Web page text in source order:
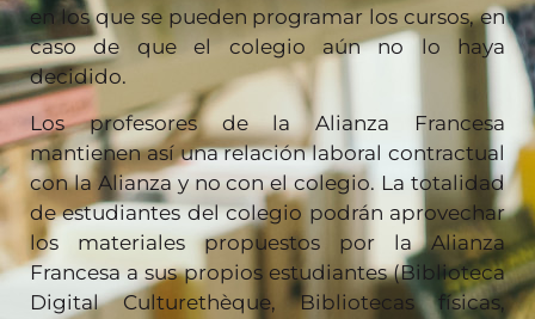
en los que se pueden programar los cursos, en
caso de que el colegio aún no lo haya
decidido.
Los profesores de la Alianza Francesa
mantienen así una relación laboral contractual
con la Alianza y no con el colegio. La totalidad
de estudiantes del colegio podrán aprovechar
los materiales propuestos por la Alianza
Francesa a sus propios estudiantes (Biblioteca
Digital Culturethèque, Bibliotecas físicas,